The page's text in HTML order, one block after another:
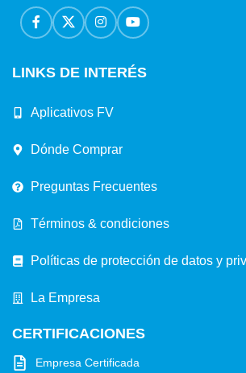
LINKS DE INTERÉS
Aplicativos FV
Dónde Comprar
Preguntas Frecuentes
Términos & condiciones
Políticas de protección de datos y
La Empresa
CERTIFICACIONES
Empresa Certificada